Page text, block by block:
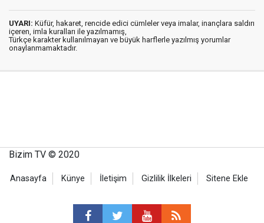
UYARI: Küfür, hakaret, rencide edici cümleler veya imalar, inançlara saldırı
içeren, imla kuralları ile yazılmamış,
Türkçe karakter kullanılmayan ve büyük harflerle yazılmış yorumlar
onaylanmamaktadır.
Bizim TV © 2020
Anasayfa Künye İletişim Gizlilik İlkeleri Sitene Ekle